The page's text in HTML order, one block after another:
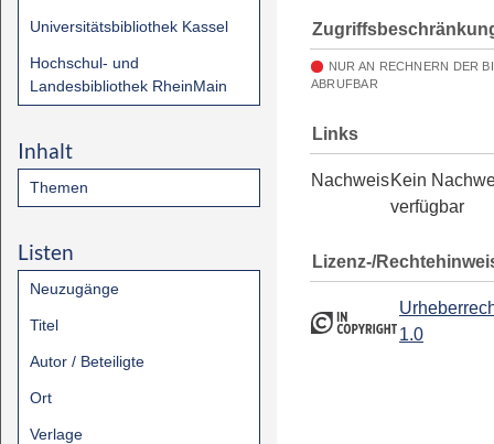
Universitätsbibliothek Kassel
Hochschul- und
Landesbibliothek RheinMain
Inhalt
Themen
Listen
Neuzugänge
Titel
Autor / Beteiligte
Ort
Verlage
NUR AN RECHNERN DER
ABRUFBAR
Links
NachweisKein
verfügbar
Lizenz-/
1.0